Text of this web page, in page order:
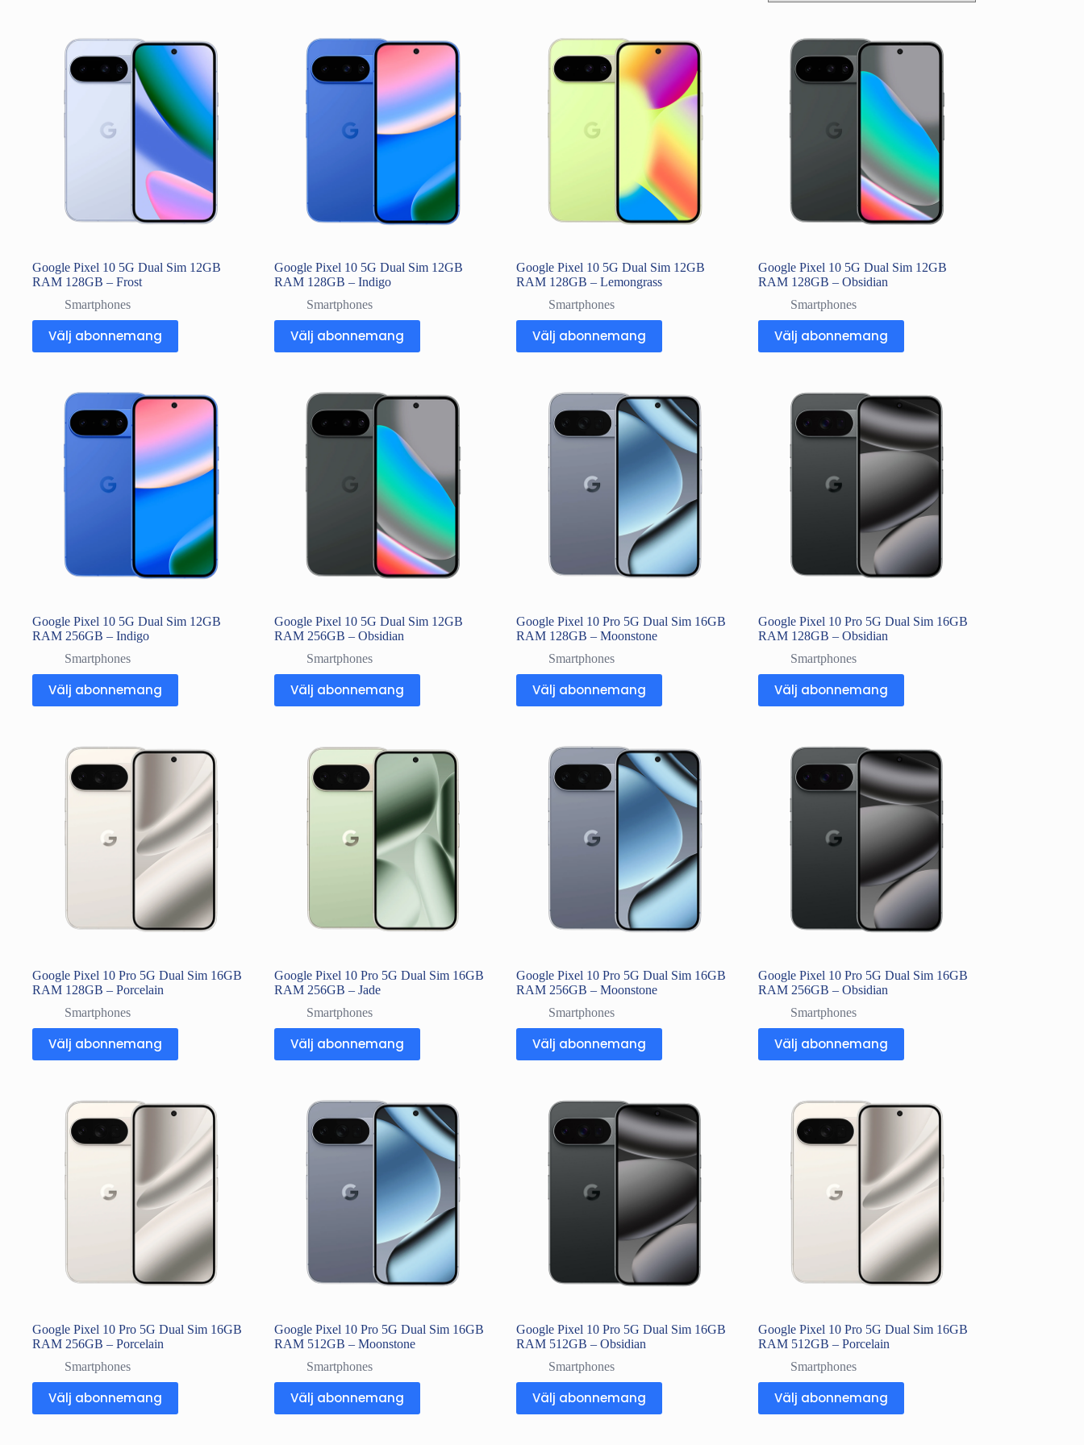
Google Pixel 10 5G Dual Sim 12GB
RAM 128GB – Frost
Smartphones
Välj abonnemang
Google Pixel 10 5G Dual Sim 12GB
RAM 128GB – Indigo
Smartphones
Välj abonnemang
Google Pixel 10 5G Dual Sim 12GB
RAM 128GB – Lemongrass
Smartphones
Välj abonnemang
Google Pixel 10 5G Dual Sim 12GB
RAM 128GB – Obsidian
Smartphones
Välj abonnemang
Google Pixel 10 5G Dual Sim 12GB
RAM 256GB – Indigo
Smartphones
Välj abonnemang
Google Pixel 10 5G Dual Sim 12GB
RAM 256GB – Obsidian
Smartphones
Välj abonnemang
Google Pixel 10 Pro 5G Dual Sim 16GB
RAM 128GB – Moonstone
Smartphones
Välj abonnemang
Google Pixel 10 Pro 5G Dual Sim 16GB
RAM 128GB – Obsidian
Smartphones
Välj abonnemang
Google Pixel 10 Pro 5G Dual Sim 16GB
RAM 128GB – Porcelain
Smartphones
Välj abonnemang
Google Pixel 10 Pro 5G Dual Sim 16GB
RAM 256GB – Jade
Smartphones
Välj abonnemang
Google Pixel 10 Pro 5G Dual Sim 16GB
RAM 256GB – Moonstone
Smartphones
Välj abonnemang
Google Pixel 10 Pro 5G Dual Sim 16GB
RAM 256GB – Obsidian
Smartphones
Välj abonnemang
Google Pixel 10 Pro 5G Dual Sim 16GB
RAM 256GB – Porcelain
Smartphones
Välj abonnemang
Google Pixel 10 Pro 5G Dual Sim 16GB
RAM 512GB – Moonstone
Smartphones
Välj abonnemang
Google Pixel 10 Pro 5G Dual Sim 16GB
RAM 512GB – Obsidian
Smartphones
Välj abonnemang
Google Pixel 10 Pro 5G Dual Sim 16GB
RAM 512GB – Porcelain
Smartphones
Välj abonnemang